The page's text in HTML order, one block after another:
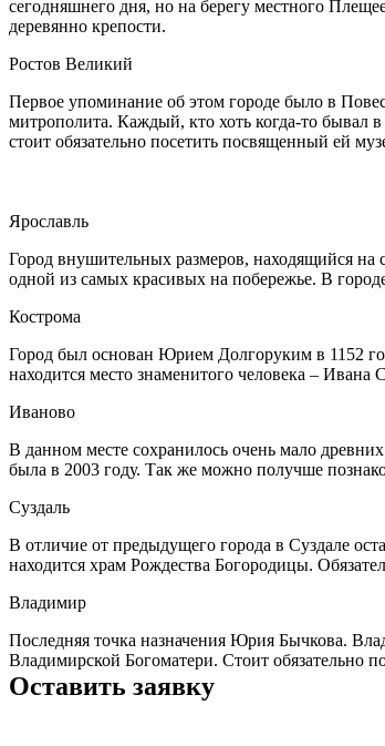
сегодняшнего дня, но на берегу местного
деревянно крепости.
Ростов Великий
Первое упоминание об этом городе было в
митрополита. Каждый, кто хоть когда-то бывал
стоит обязательно посетить посвященный ей
Ярославль
Город внушительных размеров, находящийся на
одной из самых красивых на побережье. В
Кострома
Город был основан Юрием Долгоруким в 1152
находится место знаменитого человека –
Иваново
В данном месте сохранилось очень мало
была в 2003 году. Так же можно получше
Суздаль
В отличие от предыдущего города в Суздале
находится храм Рождества Богородицы.
Владимир
Последняя точка назначения Юрия Бычкова.
Владимирской Богоматери. Стоит обязательно
Оставить заявку